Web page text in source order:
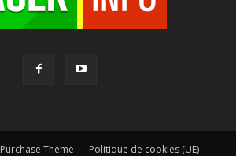
Purchase Theme Politique de cookies (UE)